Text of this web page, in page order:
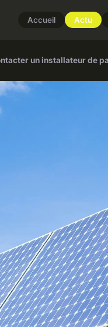
Accueil Actu
un installateur de